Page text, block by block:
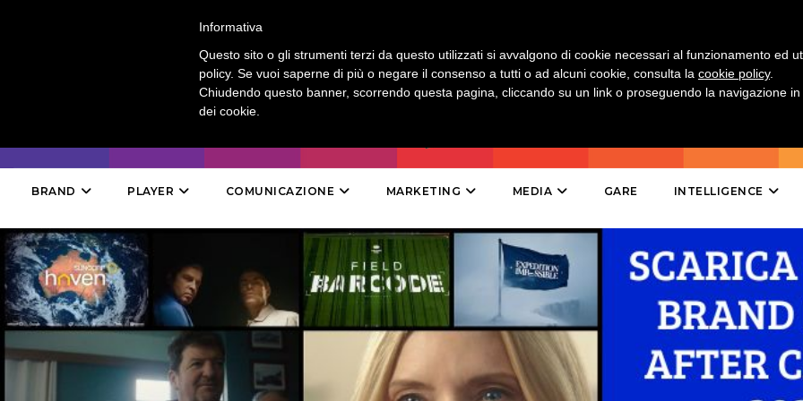
EVENTI
MOBILE
PRODOTTI
PUNTI VENDITA
CSR
STRATEGIE
BRAND PLAYER COMUNICAZIONE MARKETING MEDIA GARE INTELLIGENCE
Informativa
Questo sito o gli strumenti terzi da questo utilizzati si avvalgono di cookie necessari al funzionamento ed
policy. Se vuoi saperne di più o negare il consenso a tutti o ad alcuni cookie, consulta la cookie policy.
Chiudendo questo banner, scorrendo questa pagina, cliccando su un link o proseguendo la navigazione
dei cookie.